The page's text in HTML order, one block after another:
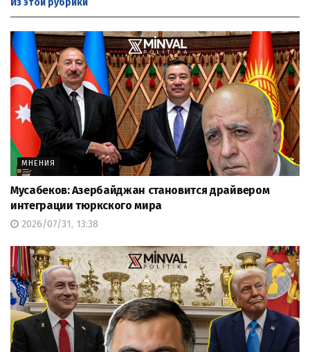
МНЕНИЯ
Мусабеков: Азербайджан становится драйвером
интеграции тюркского мира
2026/07/31, 13:38